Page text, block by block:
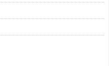
শেয়ার বেচবে